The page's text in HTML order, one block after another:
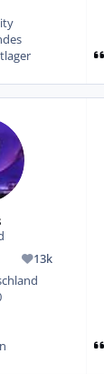
13k
Reputation